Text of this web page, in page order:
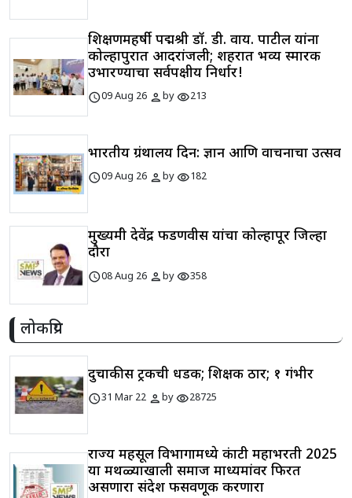
शिक्षणमहर्षी पद्मश्री डॉ. डी. वाय. पाटील यांना
कोल्हापुरात आदरांजली; शहरात भव्य स्मारक
उभारण्याचा सर्वपक्षीय निर्धार!
schedule09 Aug 26 personbyvisibility213
भारतीय ग्रंथालय दिन: ज्ञान आणि वाचनाचा उत्सव
schedule09 Aug 26 personbyvisibility182
मुख्यमंत्री देवेंद्र फडणवीस यांचा कोल्हापूर जिल्हा
दौरा
schedule08 Aug 26 personbyvisibility358
लोकप्रिय
दुचाकीस ट्रकची धडक; शिक्षक ठार; १ गंभीर
schedule31 Mar 22 personbyvisibility28725
राज्य महसूल विभागामध्ये कंत्राटी महाभरती 2025
या मथळ्याखाली समाज माध्यमांवर फिरत
असणारा संदेश फसवणूक करणारा